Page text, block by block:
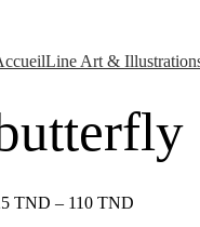
Line Art &
TND – 110 TND